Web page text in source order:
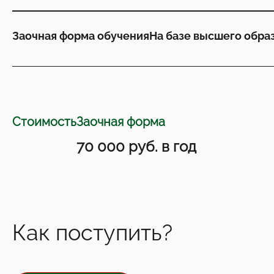
Заочная форма обученияНа базе высшего
СтоимостьЗаочная форма
70 000 руб. в год
Как поступить?